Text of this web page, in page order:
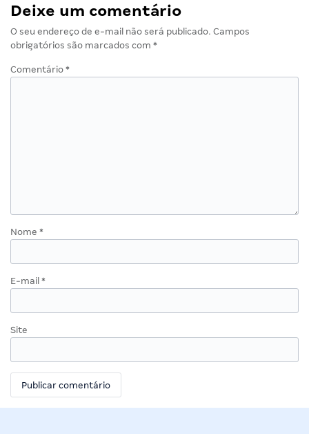
Deixe um comentário
O seu endereço de e-mail não será publicado. Campos
obrigatórios são marcados com *
Comentário *
Nome *
E-mail *
Site